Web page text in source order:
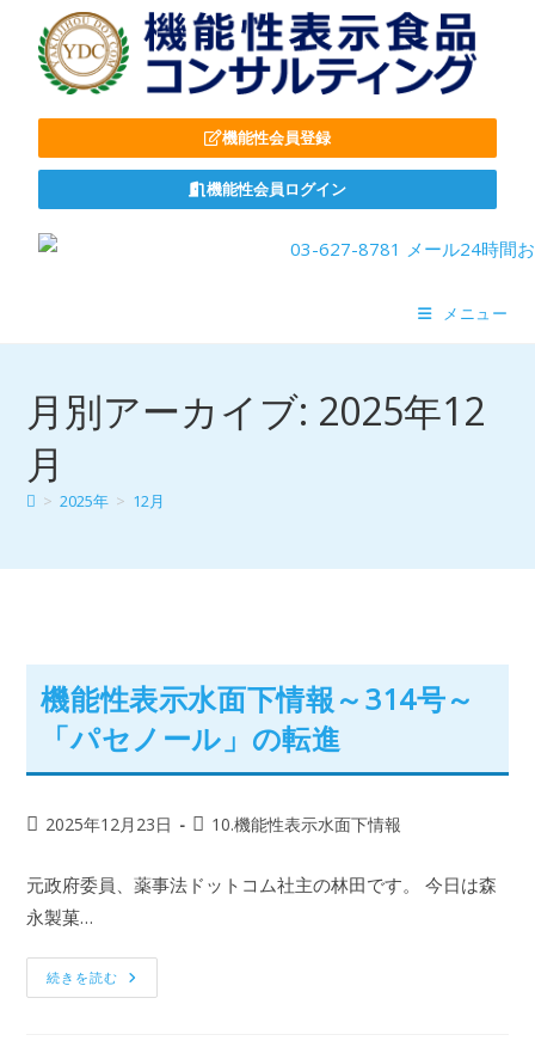
機能性会員登録
機能性会員ログイン
メニュー
月別アーカイブ: 2025年12
月
> 2025年 > 12月
機能性表示水面下情報～314号～
「パセノール」の転進
2025年12月23日 10.機能性表示水面下情報
元政府委員、薬事法ドットコム社主の林田です。 今日は森
永製菓…
続きを読む